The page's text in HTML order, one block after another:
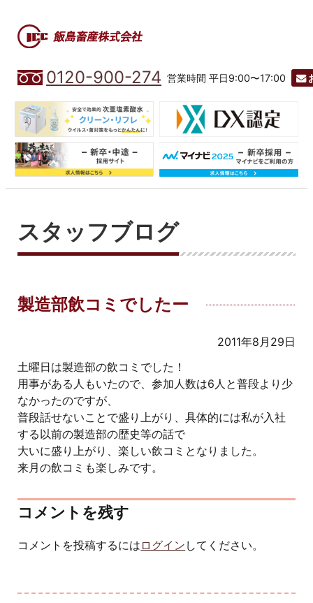
0120-900-274 営業時間 平日9:00〜17:00
スタッフブログ
製造部飲コミでしたー
2011年8月29日
土曜日は製造部の飲コミでした！
用事がある人もいたので、参加人数は6人と普段より少
なかったのですが、
普段話せないことで盛り上がり、具体的には私が入社
する以前の製造部の歴史等の話で
大いに盛り上がり、楽しい飲コミとなりました。
来月の飲コミも楽しみです。
コメントを残す
コメントを投稿するには ログイン してください。